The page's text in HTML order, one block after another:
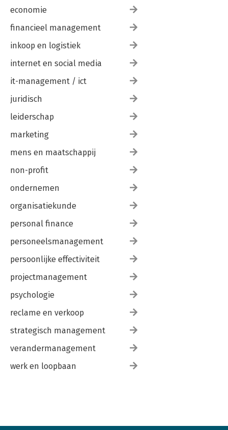
economie
financieel management
inkoop en logistiek
internet en social media
it-management / ict
juridisch
leiderschap
marketing
mens en maatschappij
non-profit
ondernemen
organisatiekunde
personal finance
personeelsmanagement
persoonlijke effectiviteit
projectmanagement
psychologie
reclame en verkoop
strategisch management
verandermanagement
werk en loopbaan